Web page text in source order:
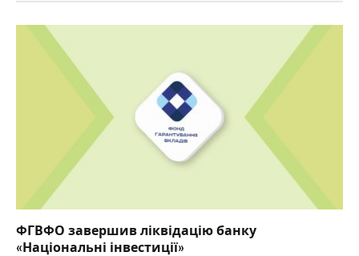
ФГВФО завершив ліквідацію банку
«Національні інвестиції»